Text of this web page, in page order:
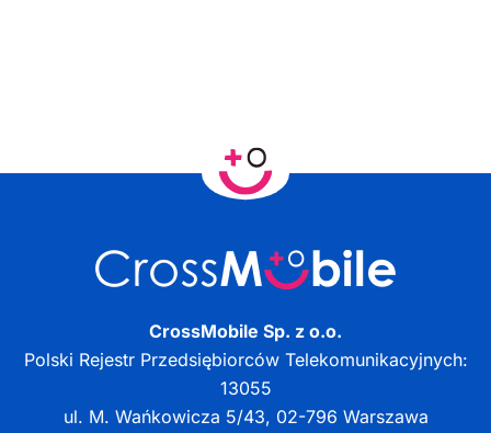
CrossMobile Sp. z o.o.
Polski Rejestr Przedsiębiorców Telekomunikacyjnych:
13055
ul. M. Wańkowicza 5/43, 02-796 Warszawa